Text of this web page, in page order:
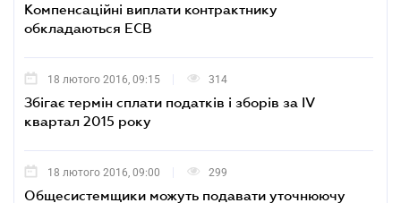
Компенсаційні виплати контрактнику
обкладаються ЕСВ
18 лютого 2016, 09:15 314
Збігає термін сплати податків і зборів за IV
квартал 2015 року
18 лютого 2016, 09:00 299
Общесистемщики можуть подавати уточнюючу